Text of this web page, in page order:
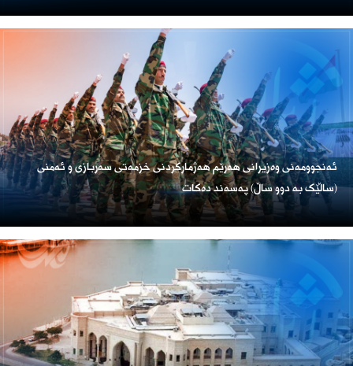
ئەنجوومەنی وەزیرانی هەرێم هەژمارکردنی خزمەتی سەربازی و ئەمنی
(ساڵێک بە دوو ساڵ) پەسەند دەکات